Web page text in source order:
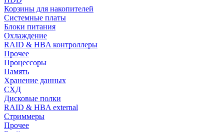
Корзины для накопителей
Системные платы
Блоки питания
Охлаждение
RAID & HBA контроллеры
Прочее
Процессоры
Память
Хранение данных
СХД
Дисковые полки
RAID & HBA external
Стриммеры
Прочее